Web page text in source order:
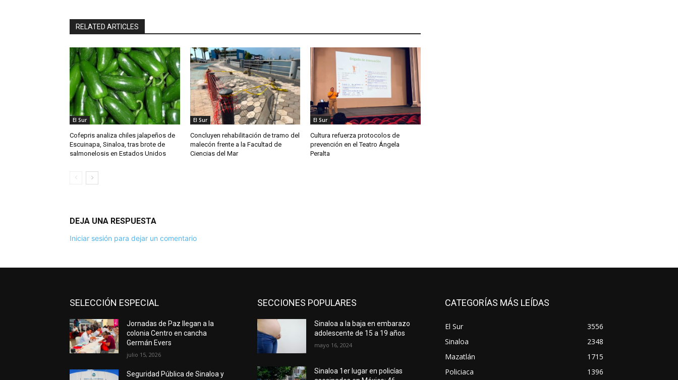
RELATED ARTICLES
El Sur
Cofepris analiza chiles jalapeños de
Escuinapa, Sinaloa, tras brote de
salmonelosis en Estados Unidos
El Sur
Concluyen rehabilitación de tramo del
malecón frente a la Facultad de
Ciencias del Mar
El Sur
Cultura refuerza protocolos de
prevención en el Teatro Ángela
Peralta
DEJA UNA RESPUESTA
Iniciar sesión para dejar un comentario
SELECCIÓN ESPECIAL
Jornadas de Paz llegan a la
colonia Centro en cancha
Germán Evers
julio 15, 2026
Seguridad Pública de Sinaloa y
SECCIONES POPULARES
Sinaloa a la baja en embarazo
adolescente de 15 a 19 años
mayo 16, 2024
Sinaloa 1er lugar en policías
CATEGORÍAS MÁS LEÍDAS
El Sur
3556
Sinaloa
2348
Mazatlán
1715
Policiaca
1396